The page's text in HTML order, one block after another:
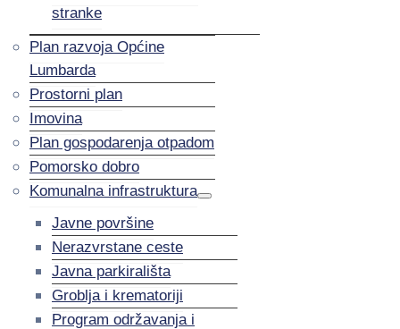
stranke
Plan razvoja Općine
Lumbarda
Prostorni plan
Imovina
Plan gospodarenja otpadom
Pomorsko dobro
Komunalna infrastruktura
Javne površine
Nerazvrstane ceste
Javna parkirališta
Groblja i krematoriji
Program održavanja i